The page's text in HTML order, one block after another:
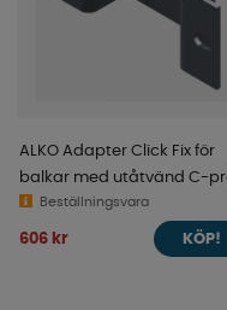
ALKO Adapter Click Fix för
balkar med utåtvänd C-
Beställningsvara
606 kr KÖP!